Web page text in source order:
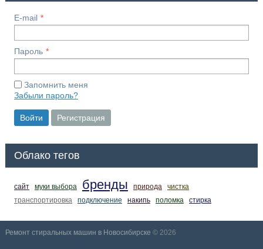
E-mail
Пароль
Запомнить меня
Забыли пароль?
Войти Регистрация
Облако тегов
сайт муки выбора бренды природа
чистка
транспортировка
подключение накипь поломка стирка
Ремонт стиральных машин в Новосибирске © 2026